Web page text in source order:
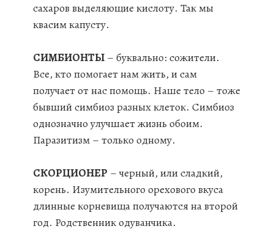
сахаров выделяющие кислоту. Так мы
квасим капусту.
СИМБИОНТЫ – буквально: сожители.
Все, кто помогает нам жить, и сам
получает от нас помощь. Наше тело – тоже
бывший симбиоз разных клеток. Симбиоз
однозначно улучшает жизнь обоим.
Паразитизм – только одному.
СКОРЦИОНЕР – черный, или сладкий,
корень. Изумительного орехового вкуса
длинные корневища получаются на второй
год. Родственник одуванчика.